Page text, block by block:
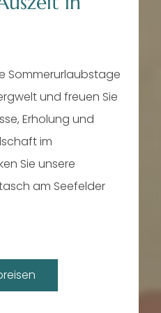
Sommerurlaubstage
und freuen Sie
Erholung und
im
Sie unsere
am Seefelder